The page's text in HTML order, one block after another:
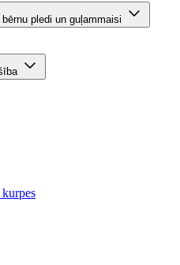
pledi un guļammaisi